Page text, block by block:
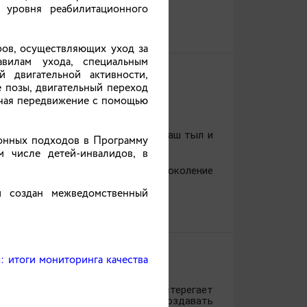
Семья — это наша опора, наш тыл и
любви и заботы, а старшее поколение
ребенок
малышей и подростков подстерегает
а объяснять, учить и создавать
реабилитационного
осуществляющих уход за
ухода, специальным
активности,
двигательный переход
передвижение с помощью
подходов в Программу
детей-инвалидов, в
межведомственный
мониторинга качества